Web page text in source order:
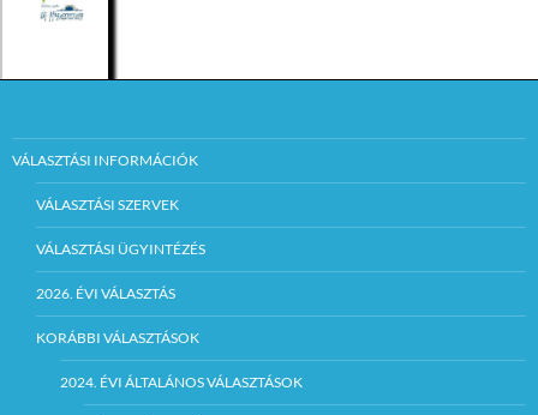
VÁLASZTÁSI INFORMÁCIÓK
VÁLASZTÁSI SZERVEK
VÁLASZTÁSI ÜGYINTÉZÉS
2026. ÉVI VÁLASZTÁS
KORÁBBI VÁLASZTÁSOK
2024. ÉVI ÁLTALÁNOS VÁLASZTÁSOK